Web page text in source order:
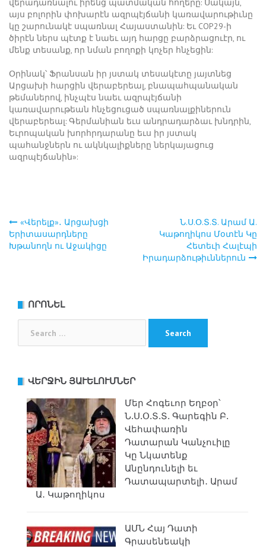
վերադառնալու իրենց պատմական հողերը: Սակայն,
այս բոլորին փոխարէն ազրպէյճանի կառավարութիւնը
կը շարունակէ սպառնալ Հայաստանին: Եւ COP29-ի
ծիրէն ներս պէտք է նաեւ այդ հարցը բարձրացուէր, ու
մենք տեսանք, որ նման բողոքի կոչեր հնչեցին:
Օրինակ՝ Ֆրանսան իր յստակ տեսակէտը յայտնեց
Արցախի հարցին վերաբերեալ, բնապահպանական
թեմաներով, ինչպէս նաեւ ազրպէյճանի
կառավարութեան հնչեցուցած սպառնալքիներուն
վերաբերեալ: Գերմանիան եւս անդրադարձաւ խնդրին,
Եւրոպական խորհրդարանը եւս իր յստակ
պահանջներն ու ակնկալիքները ներկայացուց
ազրպէյճանին»:
Post
«Վերելք»․ Արցախցի
Երիտասարդները
Խթանողն ու Աջակիցը
Ն.Ս.Օ.Տ.Տ. Արամ Ա.
Կաթողիկոս Մօտէն Կը
Հետեւի Հալէպի
Իրադարձութիւններուն
ՈՐՈՆԵԼ
ՎԵՐՋԻՆ ՅԱՒԵԼՈՒՄՆԵՐ
Մեր Հոգեւոր Եղբօր՝
Ն.Ս.Օ.Տ.Տ. Գարեգին Բ.
Վեհափառին
Դատարան Կանչուիլը
Կը Նկատենք
Անընդունելի եւ
Դատապարտելի․ Արամ
Ա․ Կաթողիկոս
ԱՄՆ Հայ Դատի
Գրասենեակի